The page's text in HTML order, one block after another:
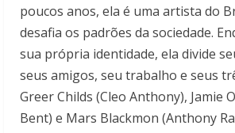
poucos anos, ela é uma artista do
desafia os padrões da sociedade.
sua própria identidade, ela divide
seus amigos, seu trabalho e seus
Greer Childs (Cleo Anthony), Jamie
Bent) e Mars Blackmon (Anthony